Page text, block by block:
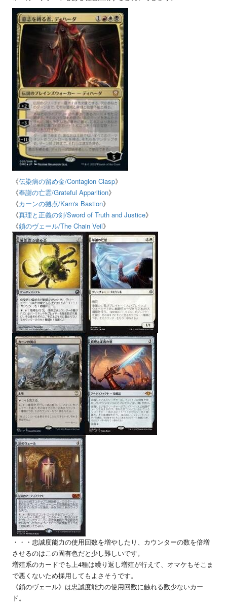
《伝染病の留め金/Contagion Clasp》
《奉謝の亡霊/Grateful Apparition》
《カーンの拠点/Karn's Bastion》
《真理と正義の剣/Sword of Truth and Justice》
《鎖のヴェール/The Chain Veil》
・・・忠誠度能力の使用回数を増やしたり、カウンターの数を倍増
させるのはこの固有色だと少し難しいです。
増殖系のカードでも上4種は繰り返し増殖が行えて、オマケもそこま
で悪くないため採用してもよさそうです。
《鎖のヴェール》は忠誠度能力の使用回数に触れる数少ないカー
ド。